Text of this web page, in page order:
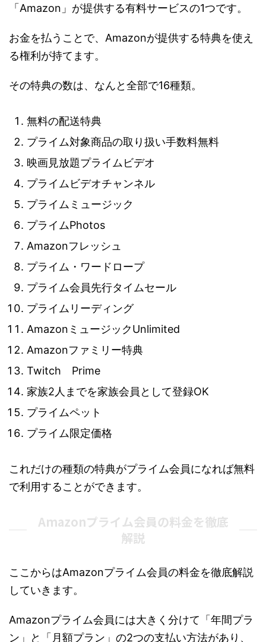
「Amazon」が提供する有料サービスの1つです。
お金を払うことで、Amazonが提供する特典を使え
る権利が持てます。
その特典の数は、なんと全部で16種類。
無料の配送特典
プライム対象商品の取り扱い手数料無料
映画見放題プライムビデオ
プライムビデオチャンネル
プライムミュージック
プライムPhotos
Amazonフレッシュ
プライム・ワードロープ
プライム会員先行タイムセール
プライムリーディング
AmazonミュージックUnlimited
Amazonファミリー特典
Twitch Prime
家族2人までを家族会員として登録OK
プライムペット
プライム限定価格
これだけの種類の特典がプライム会員になれば無料
で利用することができます。
Amazonプライム会員の料金を徹底
解説
ここからはAmazonプライム会員の料金を徹底解説
していきます。
Amazonプライム会員には大きく分けて「年間プラ
ン」と「月額プラン」の2つの支払い方法があり、